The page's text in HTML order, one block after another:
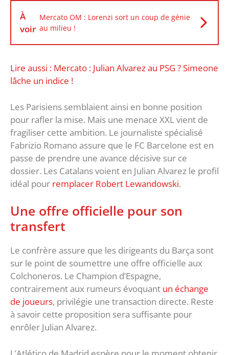
À
voir
Mercato OM : Lorenzi sort un coup de génie
au milieu !
Lire aussi : Mercato : Julian Alvarez au PSG ? Simeone
lâche un indice !
Les Parisiens semblaient ainsi en bonne position
pour rafler la mise. Mais une menace XXL vient de
fragiliser cette ambition. Le journaliste spécialisé
Fabrizio Romano assure que le FC Barcelone est en
passe de prendre une avance décisive sur ce
dossier. Les Catalans voient en Julian Alvarez le profil
idéal pour remplacer Robert Lewandowski.
Une offre officielle pour son
transfert
Le confrère assure que les dirigeants du Barça sont
sur le point de soumettre une offre officielle aux
Colchoneros. Le Champion d’Espagne,
contrairement aux rumeurs évoquant un échange
de joueurs, privilégie une transaction directe. Reste
à savoir cette proposition sera suffisante pour
enrôler Julian Alvarez.